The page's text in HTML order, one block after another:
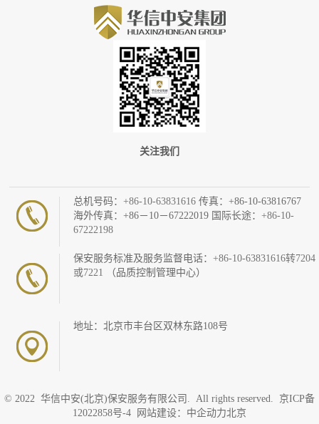
关注我们
总机号码：+86-10-63831616传真：+86-10-63816767
海外传真：+86－10－67222019 国际长途：+86-10-
67222198
保安服务标准及服务监督电话：+86-10-63831616转7204
或7221
（品质控制管理中心）
地址：北京市丰台区双林东路108号
© 2022 华信中安(北京)保安服务有限公司. All rights reserved. 京ICP备
12022858号-4
网站建设：中企动力北京